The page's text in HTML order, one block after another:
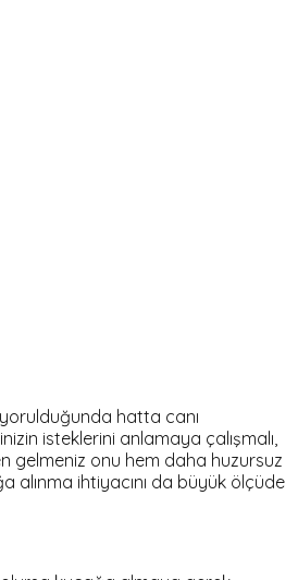
yorulduğunda hatta canı
isteklerini anlamaya çalışmalı,
gelmeniz onu hem daha huzursuz
alınma ihtiyacını da büyük ölçüde